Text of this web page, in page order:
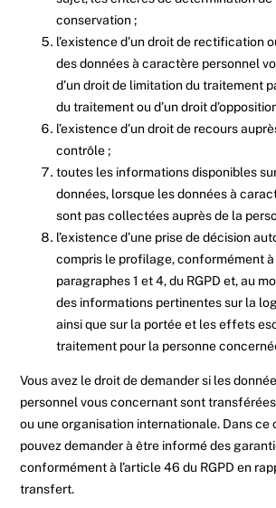
conservation ;
l’existence d’un droit de rectification
des données à caractère personnel
d’un droit de limitation du traitement
du traitement ou d’un droit
l’existence d’un droit de recours
contrôle ;
toutes les informations disponibles
données, lorsque les données à
sont pas collectées auprès de la
l’existence d’une prise de décision
compris le profilage, conformément à
paragraphes 1 et 4, du RGPD et, au
des informations pertinentes sur la
ainsi que sur la portée et les effets
traitement pour la personne
Vous avez le droit de demander si les
personnel vous concernant sont
ou une organisation internationale. Dans ce
pouvez demander à être informé des
conformément à l’article 46 du RGPD en
transfert.